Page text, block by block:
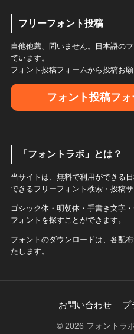
フリーフォント投稿
自他他薦、問いません。日本語の
ています。
フォント投稿フォームから投稿お願
フォント投稿フォ
「フォントラボ」とは？
当サイトは、無料で利用ができる
できるフリーフォント検索・投稿
ゴシック体・明朝体・手書き文字
フォントを探すことができます。
フォントのダウンロードは、各配
たします。
お問い合わせ プ
© 2026 フォントラ